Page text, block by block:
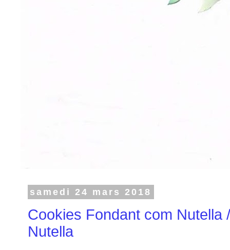
samedi 24 mars 2018
Cookies Fondant com Nutella
Nutella